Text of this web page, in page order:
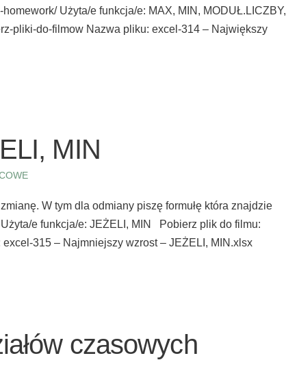
Użyta/e funkcja/e: MAX, MIN, MODUŁ.LICZBY,
pliki-do-filmow Nazwa pliku: excel-314 – Największy
MIN
W tym dla odmiany piszę formułę która znajdzie
Użyta/e funkcja/e: JEŻELI, MIN Pobierz plik do filmu:
315 – Najmniejszy wzrost – JEŻELI, MIN.xlsx
czasowych